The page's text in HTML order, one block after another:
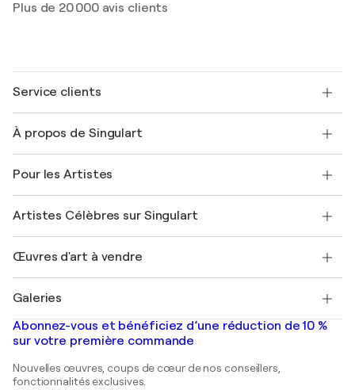
Plus de 20 000 avis clients
Service clients
Expédition
Offrir une carte cadeau
Rejoignez notre programme commercial
Mon compte
+33 1 76 44 06 42
À propos de Singulart
FAQ
Magazine Singulart
Emplois
Découvrez une sélection d'art original
Pour les Artistes
Se connecter en tant qu'Artiste
Artistes Célèbres sur Singulart
Marc Chagall
Banksy
Mr. Brainwash
Shepard Fairey
Œuvres d'art à vendre
Tableaux abstraits à vendre
Peintures de paysage
Estampes
Peintures acryliques
Galeries
Galeries d'art en France
Galeries d'art en Belgique
Abonnez-vous et bénéficiez d’une réduction de 10 %
sur votre première commande
Nouvelles œuvres, coups de cœur de nos conseillers,
fonctionnalités exclusives.